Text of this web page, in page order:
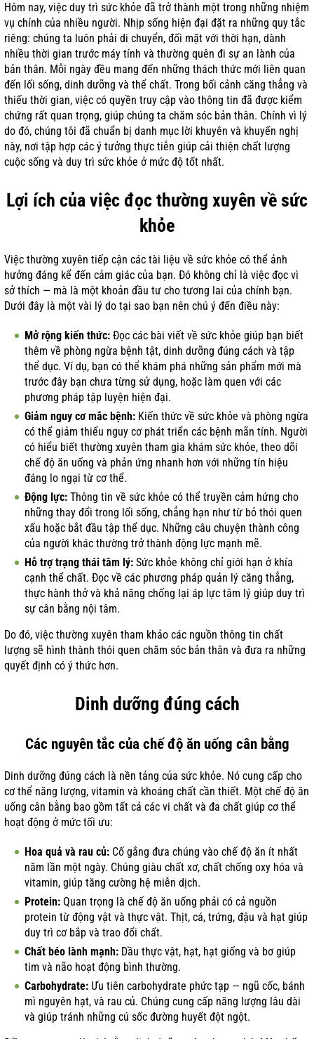
Hôm nay, việc duy trì sức khỏe đã trở thành một trong những nhiệm
vụ chính của nhiều người. Nhịp sống hiện đại đặt ra những quy tắc
riêng: chúng ta luôn phải di chuyển, đối mặt với thời hạn, dành
nhiều thời gian trước máy tính và thường quên đi sự an lành của
bản thân. Mỗi ngày đều mang đến những thách thức mới liên quan
đến lối sống, dinh dưỡng và thể chất. Trong bối cảnh căng thẳng và
thiếu thời gian, việc có quyền truy cập vào thông tin đã được kiểm
chứng rất quan trọng, giúp chúng ta chăm sóc bản thân. Chính vì lý
do đó, chúng tôi đã chuẩn bị danh mục lời khuyên và khuyến nghị
này, nơi tập hợp các ý tưởng thực tiễn giúp cải thiện chất lượng
cuộc sống và duy trì sức khỏe ở mức độ tốt nhất.
Lợi ích của việc đọc thường xuyên về sức
khỏe
Việc thường xuyên tiếp cận các tài liệu về sức khỏe có thể ảnh
hưởng đáng kể đến cảm giác của bạn. Đó không chỉ là việc đọc vì
sở thích — mà là một khoản đầu tư cho tương lai của chính bạn.
Dưới đây là một vài lý do tại sao bạn nên chú ý đến điều này:
Mở rộng kiến thức: Đọc các bài viết về sức khỏe giúp bạn biết
thêm về phòng ngừa bệnh tật, dinh dưỡng đúng cách và tập
thể dục. Ví dụ, bạn có thể khám phá những sản phẩm mới mà
trước đây bạn chưa từng sử dụng, hoặc làm quen với các
phương pháp tập luyện hiện đại.
Giảm nguy cơ mắc bệnh: Kiến thức về sức khỏe và phòng ngừa
có thể giảm thiểu nguy cơ phát triển các bệnh mãn tính. Người
có hiểu biết thường xuyên tham gia khám sức khỏe, theo dõi
chế độ ăn uống và phản ứng nhanh hơn với những tín hiệu
đáng lo ngại từ cơ thể.
Động lực: Thông tin về sức khỏe có thể truyền cảm hứng cho
những thay đổi trong lối sống, chẳng hạn như từ bỏ thói quen
xấu hoặc bắt đầu tập thể dục. Những câu chuyện thành công
của người khác thường trở thành động lực mạnh mẽ.
Hỗ trợ trạng thái tâm lý: Sức khỏe không chỉ giới hạn ở khía
cạnh thể chất. Đọc về các phương pháp quản lý căng thẳng,
thực hành thở và khả năng chống lại áp lực tâm lý giúp duy trì
sự cân bằng nội tâm.
Do đó, việc thường xuyên tham khảo các nguồn thông tin chất
lượng sẽ hình thành thói quen chăm sóc bản thân và đưa ra những
quyết định có ý thức hơn.
Dinh dưỡng đúng cách
Các nguyên tắc của chế độ ăn uống cân bằng
Dinh dưỡng đúng cách là nền tảng của sức khỏe. Nó cung cấp cho
cơ thể năng lượng, vitamin và khoáng chất cần thiết. Một chế độ ăn
uống cân bằng bao gồm tất cả các vi chất và đa chất giúp cơ thể
hoạt động ở mức tối ưu:
Hoa quả và rau củ: Cố gắng đưa chúng vào chế độ ăn ít nhất
năm lần một ngày. Chúng giàu chất xơ, chất chống oxy hóa và
vitamin, giúp tăng cường hệ miễn dịch.
Protein: Quan trọng là chế độ ăn uống phải có cả nguồn
protein từ động vật và thực vật. Thịt, cá, trứng, đậu và hạt giúp
duy trì cơ bắp và trao đổi chất.
Chất béo lành mạnh: Dầu thực vật, hạt, hạt giống và bơ giúp
tim và não hoạt động bình thường.
Carbohydrate: Ưu tiên carbohydrate phức tạp — ngũ cốc, bánh
mì nguyên hạt, và rau củ. Chúng cung cấp năng lượng lâu dài
và giúp tránh những cú sốc đường huyết đột ngột.